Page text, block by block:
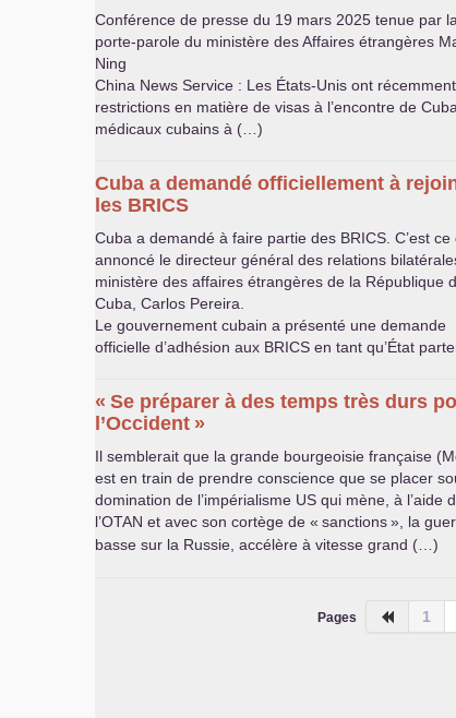
Conférence de presse du 19 mars 2025 tenue par
porte-parole du ministère des Affaires étrangères
Ning
China News Service : Les États-Unis ont
restrictions en matière de visas à l’encontre de
médicaux cubains à (…)
Cuba a demandé officiellement à
les BRICS
Cuba a demandé à faire partie des BRICS. C’est ce
annoncé le directeur général des relations
ministère des affaires étrangères de la République
Cuba, Carlos Pereira.
Le gouvernement cubain a présenté une demande
officielle d’adhésion aux BRICS en tant qu’État
« Se préparer à des temps très durs
l’Occident »
Il semblerait que la grande bourgeoisie française
est en train de prendre conscience que se placer
domination de l’impérialisme US qui mène, à l’aide
l’OTAN et avec son cortège de « sanctions», la
basse sur la Russie, accélère à vitesse grand (…)
Pages 1